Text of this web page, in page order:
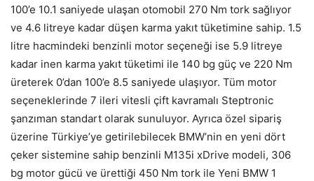
100’e 10.1 saniyede ulaşan otomobil 270 Nm tork sağlıyor
ve 4.6 litreye kadar düşen karma yakıt tüketimine sahip. 1.5
litre hacmindeki benzinli motor seçeneği ise 5.9 litreye
kadar inen karma yakıt tüketimi ile 140 bg güç ve 220 Nm
üreterek 0’dan 100’e 8.5 saniyede ulaşıyor. Tüm motor
seçeneklerinde 7 ileri vitesli çift kavramalı Steptronic
şanzıman standart olarak sunuluyor. Ayrıca özel sipariş
üzerine Türkiye’ye getirilebilecek BMW’nin en yeni dört
çeker sistemine sahip benzinli M135i xDrive modeli, 306
bg motor gücü ve ürettiği 450 Nm tork ile Yeni BMW 1